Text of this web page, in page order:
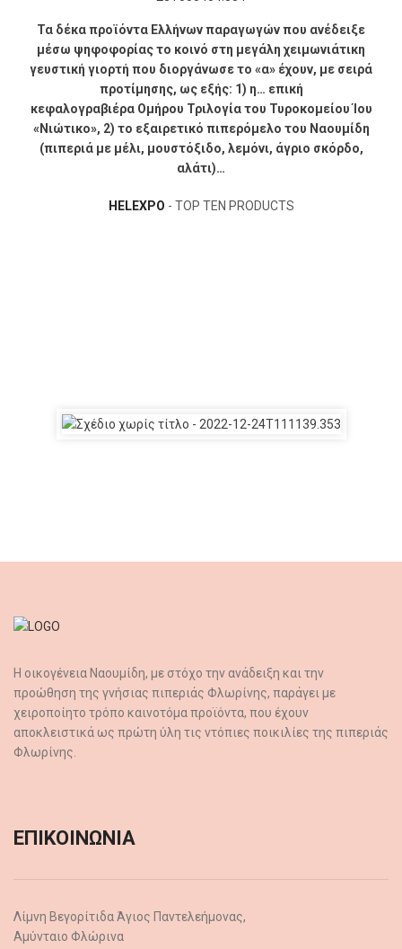
Τα δέκα προϊόντα Ελλήνων παραγωγών που ανέδειξε
μέσω ψηφοφορίας το κοινό στη μεγάλη χειμωνιάτικη
γευστική γιορτή που διοργάνωσε το «α» έχουν, με σειρά
προτίμησης, ως εξής: 1) η… επική
κεφαλογραβιέρα Ομήρου Τριλογία του Τυροκομείου Ίου
«Νιώτικο», 2) το εξαιρετικό πιπερόμελο του Ναουμίδη
(πιπεριά με μέλι, μουστόξιδο, λεμόνι, άγριο σκόρδο,
αλάτι)…
HELEXPO TOP TEN PRODUCTS
Η οικογένεια Ναουμίδη, με στόχο την ανάδειξη και την
προώθηση της γνήσιας πιπεριάς Φλωρίνης, παράγει με
χειροποίητο τρόπο καινοτόμα προϊόντα, που έχουν
αποκλειστικά ως πρώτη ύλη τις ντόπιες ποικιλίες της πιπεριάς
Φλωρίνης.
ΕΠΙΚΟΙΝΩΝΙΑ
Λίμνη Βεγορίτιδα Άγιος Παντελεήμονας,
Αμύνταιο Φλώρινα